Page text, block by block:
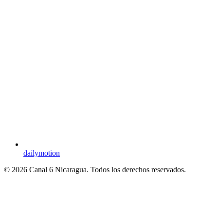
dailymotion
© 2026 Canal 6 Nicaragua. Todos los derechos reservados.